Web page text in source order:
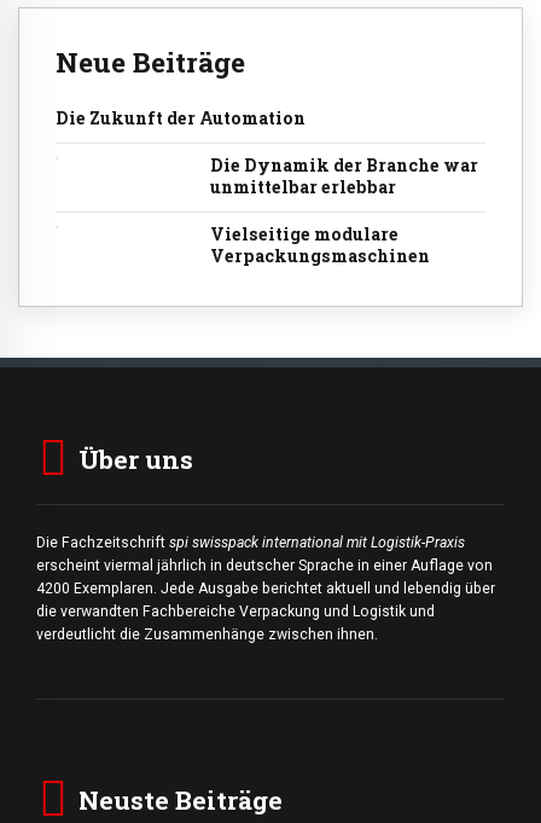
Neue Beiträge
Die Zukunft der Automation
Die Dynamik der Branche war
unmittelbar erlebbar
Vielseitige modulare
Verpackungsmaschinen
Über uns
Die Fachzeitschrift spi swisspack international mit Logistik-Praxis
erscheint viermal jährlich in deutscher Sprache in einer Auflage von
4200 Exemplaren. Jede Ausgabe berichtet aktuell und lebendig über
die verwandten Fachbereiche Verpackung und Logistik und
verdeutlicht die Zusammenhänge zwischen ihnen.
Neuste Beiträge